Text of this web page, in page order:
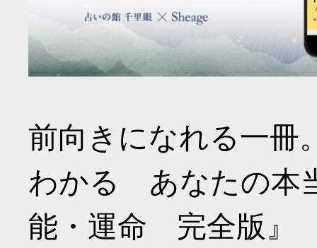
前向きになれる一冊
わかる あなたの本
能・運命 完全版』